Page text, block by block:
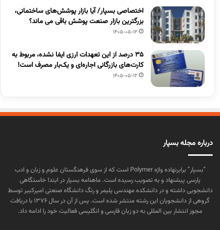
اختصاصی بسپار/ آیا بازار پوشش‌های ساختمانی،
بزرگترین بازار صنعت پوشش باقی می ماند؟
1405-05-12
۳۵ درصد از این تعهدات ارزی ایفا نشده، مربوط به
کارت‌های بازرگانی اجاره‌ای و یک‌بار مصرف است!
1405-05-12
درباره مجله بسپار
“بسپار” برابرنهاده واژه Polymer است که از سوی فرهنگستان علوم و زبان و ادب
پارسی پیشنهاد و به تصویب رسیده است. ماهنامه بسپار در ابتدا خاستگاهی
دانشجویی داشته و در دانشکده مهندسی پلیمر و رنگ دانشگاه صنعتی امیرکبیر توسط
گروهی از دانشجویان این رشته منتشر شده است. پس از آن در سال ۱۳۷۶ با دریافت
مجوز انتشار بین المللی به دو زبان فارسی و انگلیسی فعالیت خود را ادامه داد.